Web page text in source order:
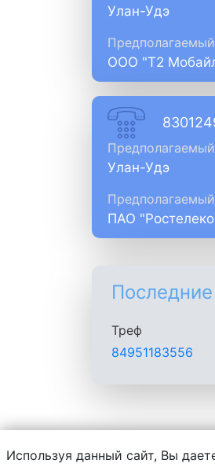
Улан-Удэ
ООО "Т2
Улан-Удэ
ПАО
Треф
84951183556
Администрация
Используя данный сайт, Вы